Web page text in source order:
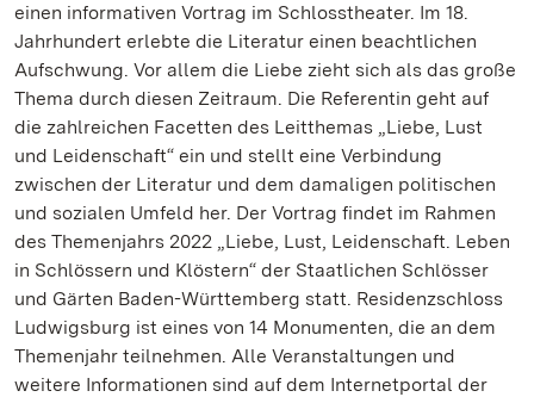
einen informativen Vortrag im Schlosstheater. Im 18.
Jahrhundert erlebte die Literatur einen beachtlichen
Aufschwung. Vor allem die Liebe zieht sich als das große
Thema durch diesen Zeitraum. Die Referentin geht auf
die zahlreichen Facetten des Leitthemas „Liebe, Lust
und Leidenschaft“ ein und stellt eine Verbindung
zwischen der Literatur und dem damaligen politischen
und sozialen Umfeld her. Der Vortrag findet im Rahmen
des Themenjahrs 2022 „Liebe, Lust, Leidenschaft. Leben
in Schlössern und Klöstern“ der Staatlichen Schlösser
und Gärten Baden-Württemberg statt. Residenzschloss
Ludwigsburg ist eines von 14 Monumenten, die an dem
Themenjahr teilnehmen. Alle Veranstaltungen und
weitere Informationen sind auf dem Internetportal der